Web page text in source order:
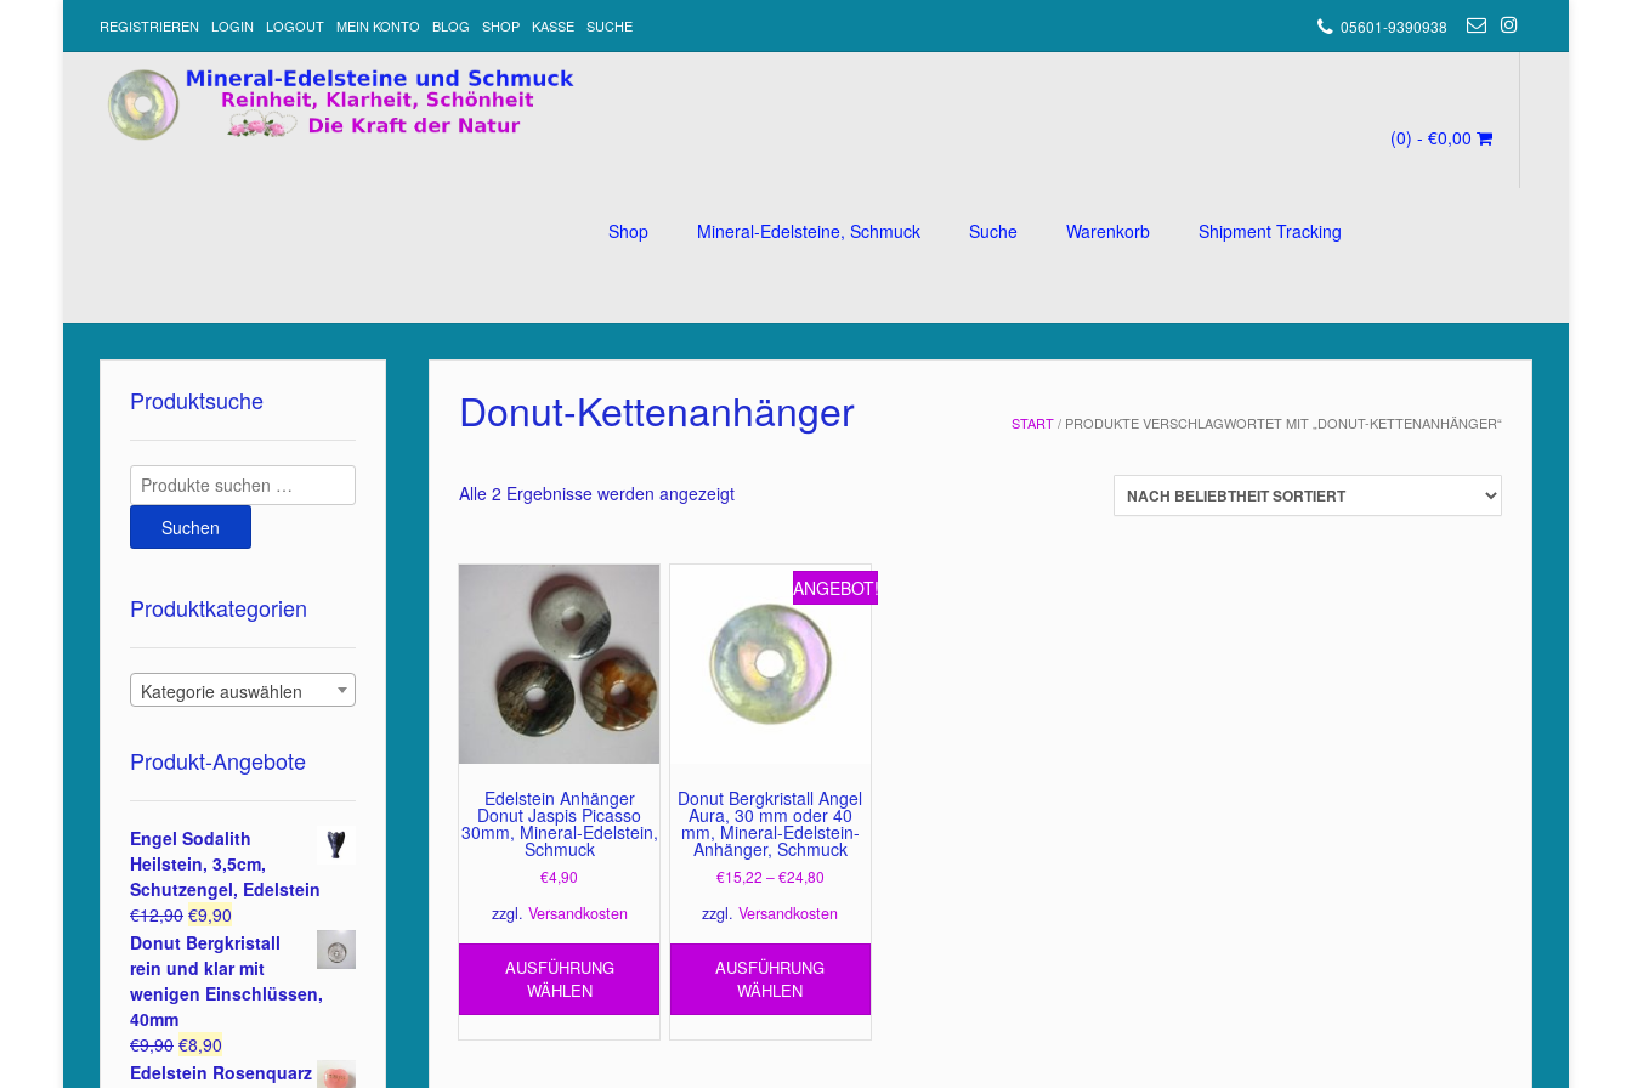
REGISTRIEREN LOGIN LOGOUT MEIN KONTO BLOG SHOP KASSE SUCHE 05601-9390938
(0) - €0,00
Shop Mineral-Edelsteine, Schmuck Suche Warenkorb Shipment Tracking
START/ PRODUKTE VERSCHLAGWORTET MIT „DONUT-KETTENANHÄNGER“
Donut-Kettenanhänger
Alle 2 Ergebnisse werden angezeigtNach
Edelstein Anhänger
Donut Jaspis Picasso
30mm, Mineral-Edelstein,
Schmuck
€4,90
zzgl. Versandkosten
AUSFÜHRUNG
WÄHLEN
Dieses
Produkt
mehrere
Varianten
ANGEBOT!
Donut Bergkristall Angel
Aura, 30 mm oder 40
mm, Mineral-Edelstein-
Anhänger, Schmuck
€15,22 –€24,80
zzgl.Versandkosten
AUSFÜHRUNG
WÄHLEN
Dieses
mehrere
Varianten
Produktsuche
Suchen
nach:
Suchen
Produktkategorien
Kategorie auswählen
Produkt-Angebote
Engel Sodalith
Heilstein, 3,5cm,
Schutzengel, Edelstein
€12,90 Ursprünglicher
Preis
war:
€12,90
€9,90
Preis
ist:
€9,90.
Donut Bergkristall
rein und klar mit
wenigen Einschlüssen,
40mm
€9,90 Ursprünglicher
Preis
€8,90
Preis
Edelstein Rosenquarz